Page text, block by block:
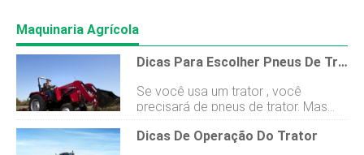
Maquinaria Agrícola
Dicas Para Escolher Pneus De Trator
Se você usa um trator , você
precisará de pneus de trator. Mas
navegar na ampla seleção de
opções e entender toda a linguagem
Dicas De Operação Do Trator